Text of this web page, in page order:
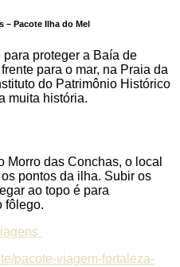
– Pacote Ilha do Mel
proteger a Baía de
para o mar, na Praia da
do Patrimônio Histórico
muita história.
das Conchas, o local
pontos da ilha. Subir os
ao topo é para
fôlego.
pacote-viagem-fortaleza-